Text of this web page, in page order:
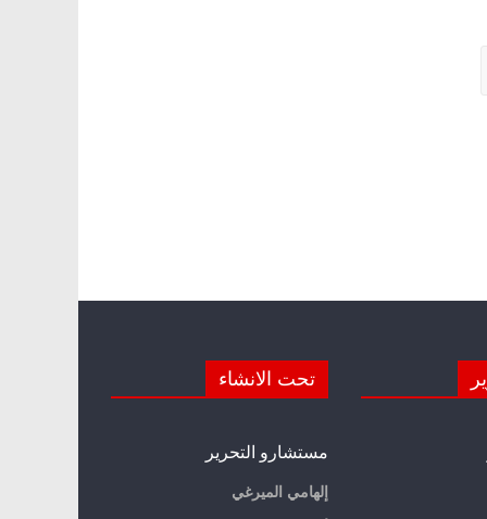
تحت الانشاء
مستشارو التحرير
إلهامي الميرغي